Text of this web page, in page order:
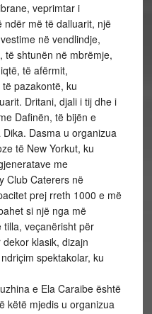
veprimtar i
ndër më të dalluarit, një
në vendlindje,
të shtunën në mbrëmje,
të afërmit,
pazakontë, ku
Dritani, djali i tij dhe i
Dafinën, të bijën e
Dasma u organizua
të New Yorkut, ku
me
Club Caterers në
prej rreth 1000 e më
si një nga më
veçanërisht për
klasik, dizajn
spektakolar, ku
e Ela Caraibe është
këtë mjedis u organizua